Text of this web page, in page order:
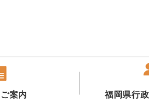
案内 福岡県行